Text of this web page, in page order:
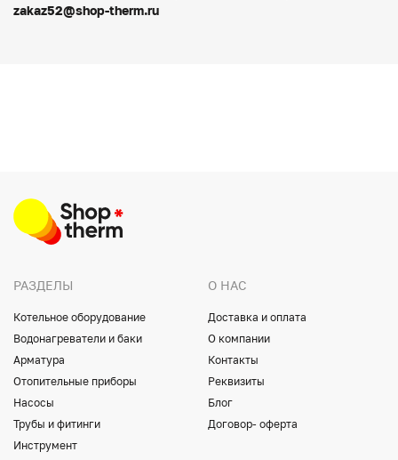
zakaz52@shop-therm.ru
РАЗДЕЛЫ
Котельное оборудование
Водонагреватели и баки
Арматура
Отопительные приборы
Насосы
Трубы и фитинги
Инструмент
О НАС
Доставка и оплата
О компании
Контакты
Реквизиты
Блог
Договор- оферта